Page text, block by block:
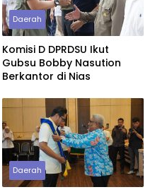
Daerah
Komisi D DPRDSU Ikut
Gubsu Bobby Nasution
Berkantor di Nias
Daerah